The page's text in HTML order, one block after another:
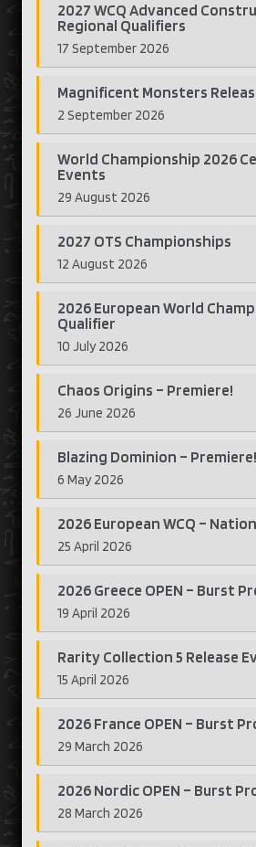
2027 WCQ Advanced
Regional Qualifiers
17 September 2026
Magnificent Monsters
2 September 2026
World Championship 2026
Events
29 August 2026
2027 OTS Championships
12 August 2026
2026 European World
Qualifier
10 July 2026
Chaos Origins – Premiere!
26 June 2026
Blazing Dominion – Premiere!
6 May 2026
2026 European WCQ –
25 April 2026
2026 Greece OPEN – Burst
19 April 2026
Rarity Collection 5 Release
15 April 2026
2026 France OPEN – Burst
29 March 2026
2026 Nordic OPEN – Burst
28 March 2026